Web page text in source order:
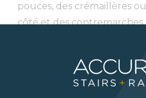
pouces, des crémaillères
côté et des contremarches
équilibre parfaitement les
contemporain.